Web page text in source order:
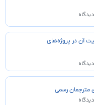
آن در پروژه‌های
مترجمان رسمی